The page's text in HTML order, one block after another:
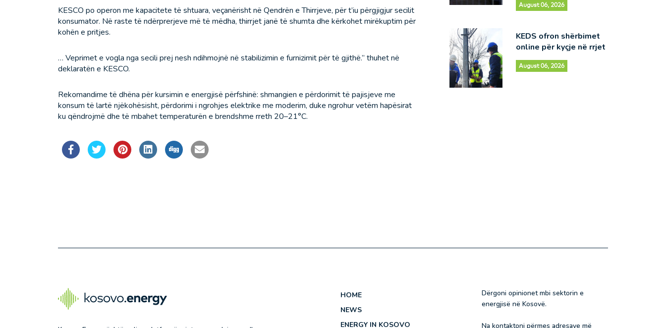
KESCO po operon me kapacitete të shtuara, veçanërisht në Qendrën e Thirrjeve, për t’iu përgjigjur secilit
konsumator. Në raste të ndërprerjeve më të mëdha, thirrjet janë të shumta dhe kërkohet mirëkuptim për
kohën e pritjes.
… Veprimet e vogla nga secili prej nesh ndihmojnë në stabilizimin e furnizimit për të gjithë.” thuhet në
deklaratën e KESCO.
Rekomandime të dhëna për kursimin e energjisë përfshinë: shmangien e përdorimit të pajisjeve me
konsum të lartë njëkohësisht, përdorimi i ngrohjes elektrike me moderim, duke ngrohur vetëm hapësirat
ku qëndrojmë dhe të mbahet temperaturën e brendshme rreth 20–21°C.
August 06, 2026
KEDS ofron shërbimet
online për kyçje në rrjet
August 06, 2026
HOME
NEWS
ENERGY IN KOSOVO
Dërgoni opinionet mbi sektorin e
energjisë në Kosovë.
Na kontaktoni përmes adresave më